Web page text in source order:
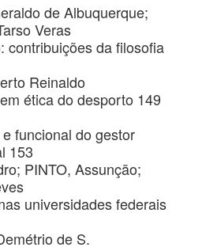
de Albuquerque;
Veras
contribuições da filosofia
Reinaldo
ética do desporto 149
funcional do gestor
153
PINTO, Assunção;
universidades federais
de S.